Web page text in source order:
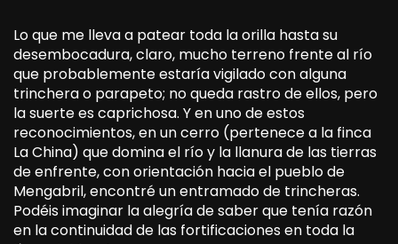
Lo que me lleva a patear toda la orilla hasta su
desembocadura, claro, mucho terreno frente al río
que probablemente estaría vigilado con alguna
trinchera o parapeto; no queda rastro de ellos, pero
la suerte es caprichosa. Y en uno de estos
reconocimientos, en un cerro (pertenece a la finca
La China) que domina el río y la llanura de las tierras
de enfrente, con orientación hacia el pueblo de
Mengabril, encontré un entramado de trincheras.
Podéis imaginar la alegría de saber que tenía razón
en la continuidad de las fortificaciones en toda la